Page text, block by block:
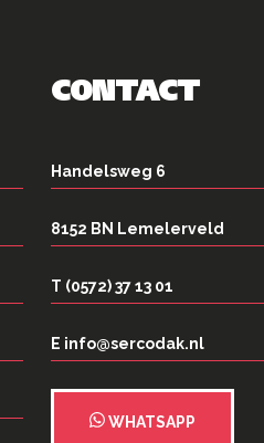
CONTACT
Handelsweg 6
8152 BN Lemelerveld
T (0572) 37 13 01
E info@sercodak.nl
WHATSAPP